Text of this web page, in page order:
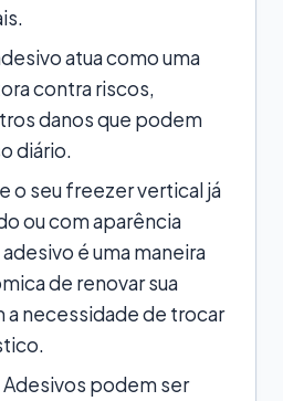
atua como uma
contra riscos,
danos que podem
diário.
o seu freezer vertical já
ou com aparência
é uma maneira
de renovar sua
a necessidade de trocar
Adesivos podem ser